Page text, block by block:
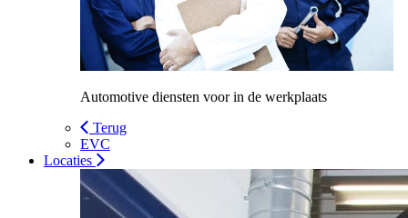
Automotive diensten voor in de werkplaats
Terug
EVC
Locaties